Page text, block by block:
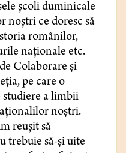
școli duminicale
ce doresc să
românilor,
naționale etc.
Colaborare și
pe care o
studiere a limbii
noștri.
reușit să
trebuie să-și uite